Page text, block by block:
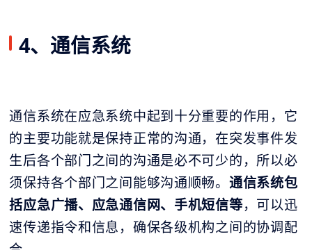
4、通信系统
通信系统在应急系统中起到十分重要的作用，它
的主要功能就是保持正常的沟通，在突发事件发
生后各个部门之间的沟通是必不可少的，所以必
须保持各个部门之间能够沟通顺畅。 通信系统包
括应急广播、应急通信网、手机短信等，可以迅
速传递指令和信息，确保各级机构之间的协调配